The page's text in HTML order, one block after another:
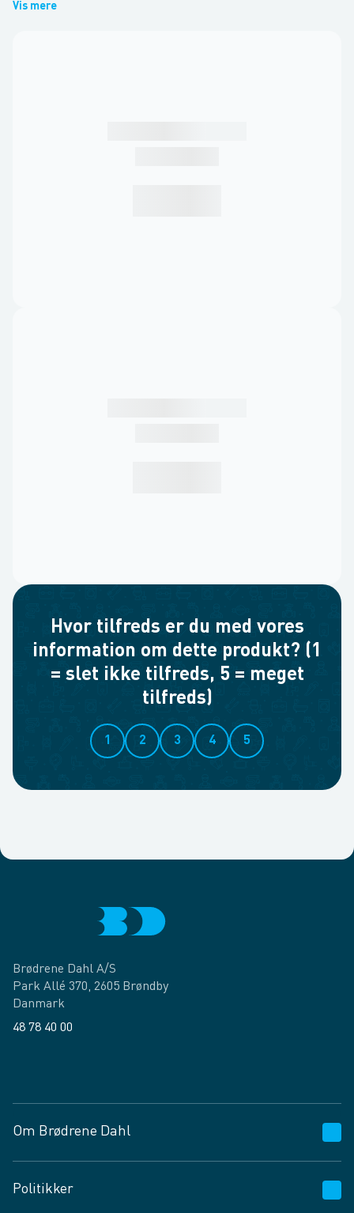
Vis mere
Hvor tilfreds er du med vores
information om dette produkt? (1
= slet ikke tilfreds, 5 = meget
tilfreds)
1 2 3 4 5
Brødrene Dahl A/S
Park Allé 370, 2605 Brøndby
Danmark
48 78 40 00
Om Brødrene Dahl
Vagttelefon 30 10 89 89
Politikker